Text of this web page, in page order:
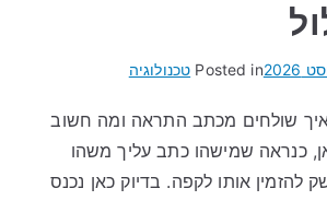
Posted in טכנולוגיה
שולחים מכתב התראה ומה חשוב
כנראה שמישהו כתב עליך משהו
אותו לקפה. בדיוק כאן נכנס